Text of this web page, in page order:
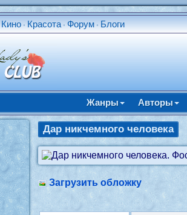
Кино • Красота •Форум • Блоги
Жанры Авторы
Дар никчемного человека
Загрузить обложку